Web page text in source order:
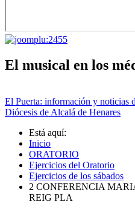
El musical en los
El Puerta: información y noticias
Diócesis de Alcalá de Henares
Está aquí:
Inicio
ORATORIO
Ejercicios del Oratorio
Ejercicios de los sábados
2 CONFERENCIA
REIG PLA